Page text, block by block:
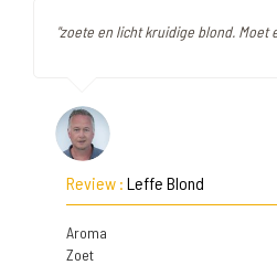
"zoete en licht kruidige blond. Moet
Review : Leffe Blond
Aroma
Zoet